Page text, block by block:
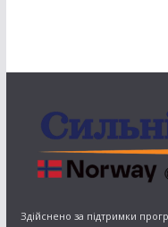
Здійснено за підтримки